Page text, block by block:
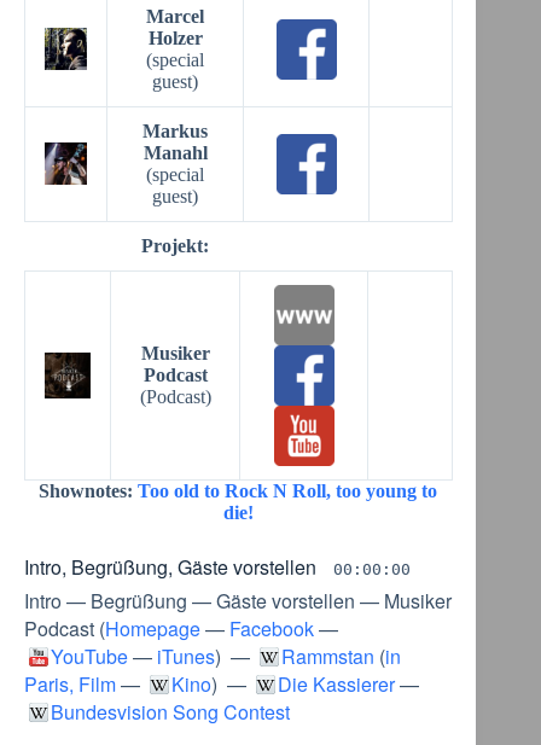
Marcel
Holzer
(special
guest)
Markus
Manahl
(special
guest)
Projekt:
Musiker
Podcast
(Podcast)
Shownotes:Too old to Rock N Roll, too young to
die!
Intro, Begrüßung, Gäste vorstellen 00:00:00
Intro — Begrüßung —Gäste vorstellen — Musiker
Podcast (Homepage— Facebook—
YouTube— iTunes) — Rammstan (in
Paris, Film— Kino) — Die Kassierer—
Bundesvision Song Contest